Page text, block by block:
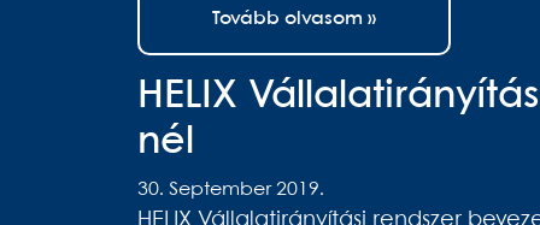
Tovább olvasom »
HELIX
nél
30. September 2019.
HELIX Vállalatirányítási rendszer